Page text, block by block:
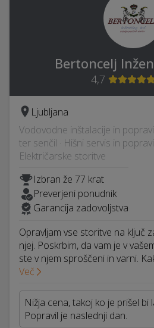
Bertoncelj
4,7
Ljubljana
Vodovodne inštalacije in
ter senčil · Hišni servis in
Električarske storitve
Izbran že 77 krat
Preverjeni ponudnik
Garancija zadovoljstva
Opravljam vse storitve na ključ
njej. Poskrbim, da vam je v
ste v njem sproščeni in varni.
Več
Nižja cena, takoj ko je prišel bi
Popravil je naslednji dan.